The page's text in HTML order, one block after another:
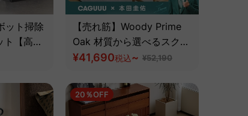
ット掃除
【高級
ュ材】
【売れ筋】Woody Prime
Oak 材質から選べるスクエ
アクッションソファ【色・
級天然ホワイトオーク材】
¥41,690税込~ ¥52,190
20％OFF